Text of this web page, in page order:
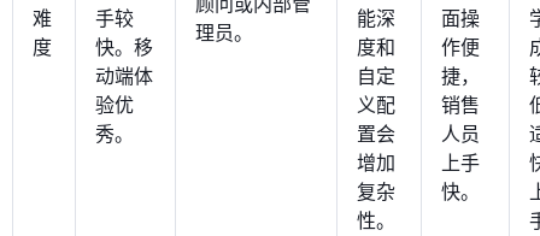
难
度
手较
快。移
动端体
验优
秀。
理员。
能深
度和
自定
义配
置会
增加
复杂
性。
面操
作便
捷，
销售
人员
上手
快。